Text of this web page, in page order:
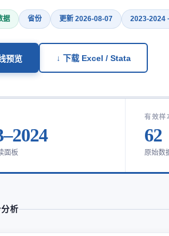
据 省份 更新 2026-08-07 2023-2024
预览 ↓ 下载 Excel / Stata
面板
有效样
62
原始数
析